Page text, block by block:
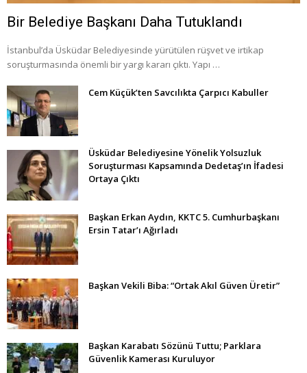
Bir Belediye Başkanı Daha Tutuklandı
İstanbul’da Üsküdar Belediyesinde yürütülen rüşvet ve irtikap
soruşturmasında önemli bir yargı kararı çıktı. Yapı …
Cem Küçük’ten Savcılıkta Çarpıcı Kabuller
Üsküdar Belediyesine Yönelik Yolsuzluk
Soruşturması Kapsamında Dedetaş’ın İfadesi
Ortaya Çıktı
Başkan Erkan Aydın, KKTC 5. Cumhurbaşkanı
Ersin Tatar’ı Ağırladı
Başkan Vekili Biba: “Ortak Akıl Güven Üretir”
Başkan Karabatı Sözünü Tuttu; Parklara
Güvenlik Kamerası Kuruluyor